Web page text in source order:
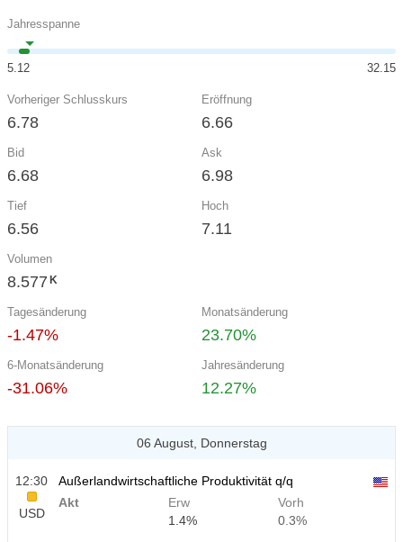
Jahresspanne
5.12 32.15
Vorheriger Schlusskurs
6.78
Eröffnung
6.66
Bid
6.68
Ask
6.98
Tief
6.56
Hoch
7.11
Volumen
8.577 K
Tagesänderung
-1.47%
Monatsänderung
23.70%
6-Monatsänderung
-31.06%
Jahresänderung
12.27%
06 August, Donnerstag
12:30
USD
Außerlandwirtschaftliche Produktivität q/q
Akt
Erw
1.4%
Vorh
0.3%